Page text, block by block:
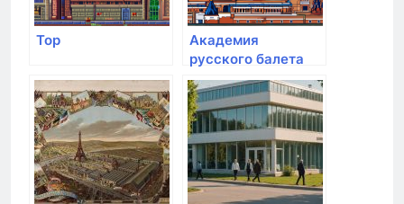
Top
Академия
русского балета
им. А.Я. Вагановой